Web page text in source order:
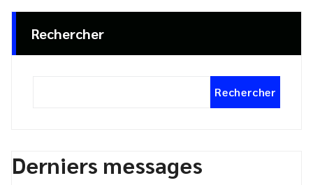
Rechercher
Rechercher
Derniers messages